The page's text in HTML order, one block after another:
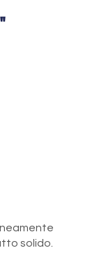
solido.